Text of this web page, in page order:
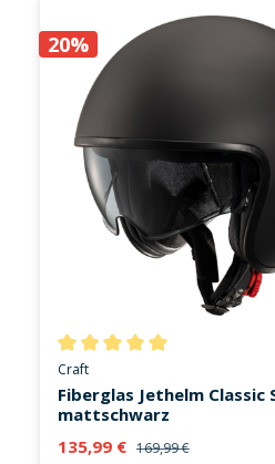
20%
Durchschnittliche Bewertung
Craft
Fiberglas Jethelm Classic
mattschwarz
135,99 € 169,99 €